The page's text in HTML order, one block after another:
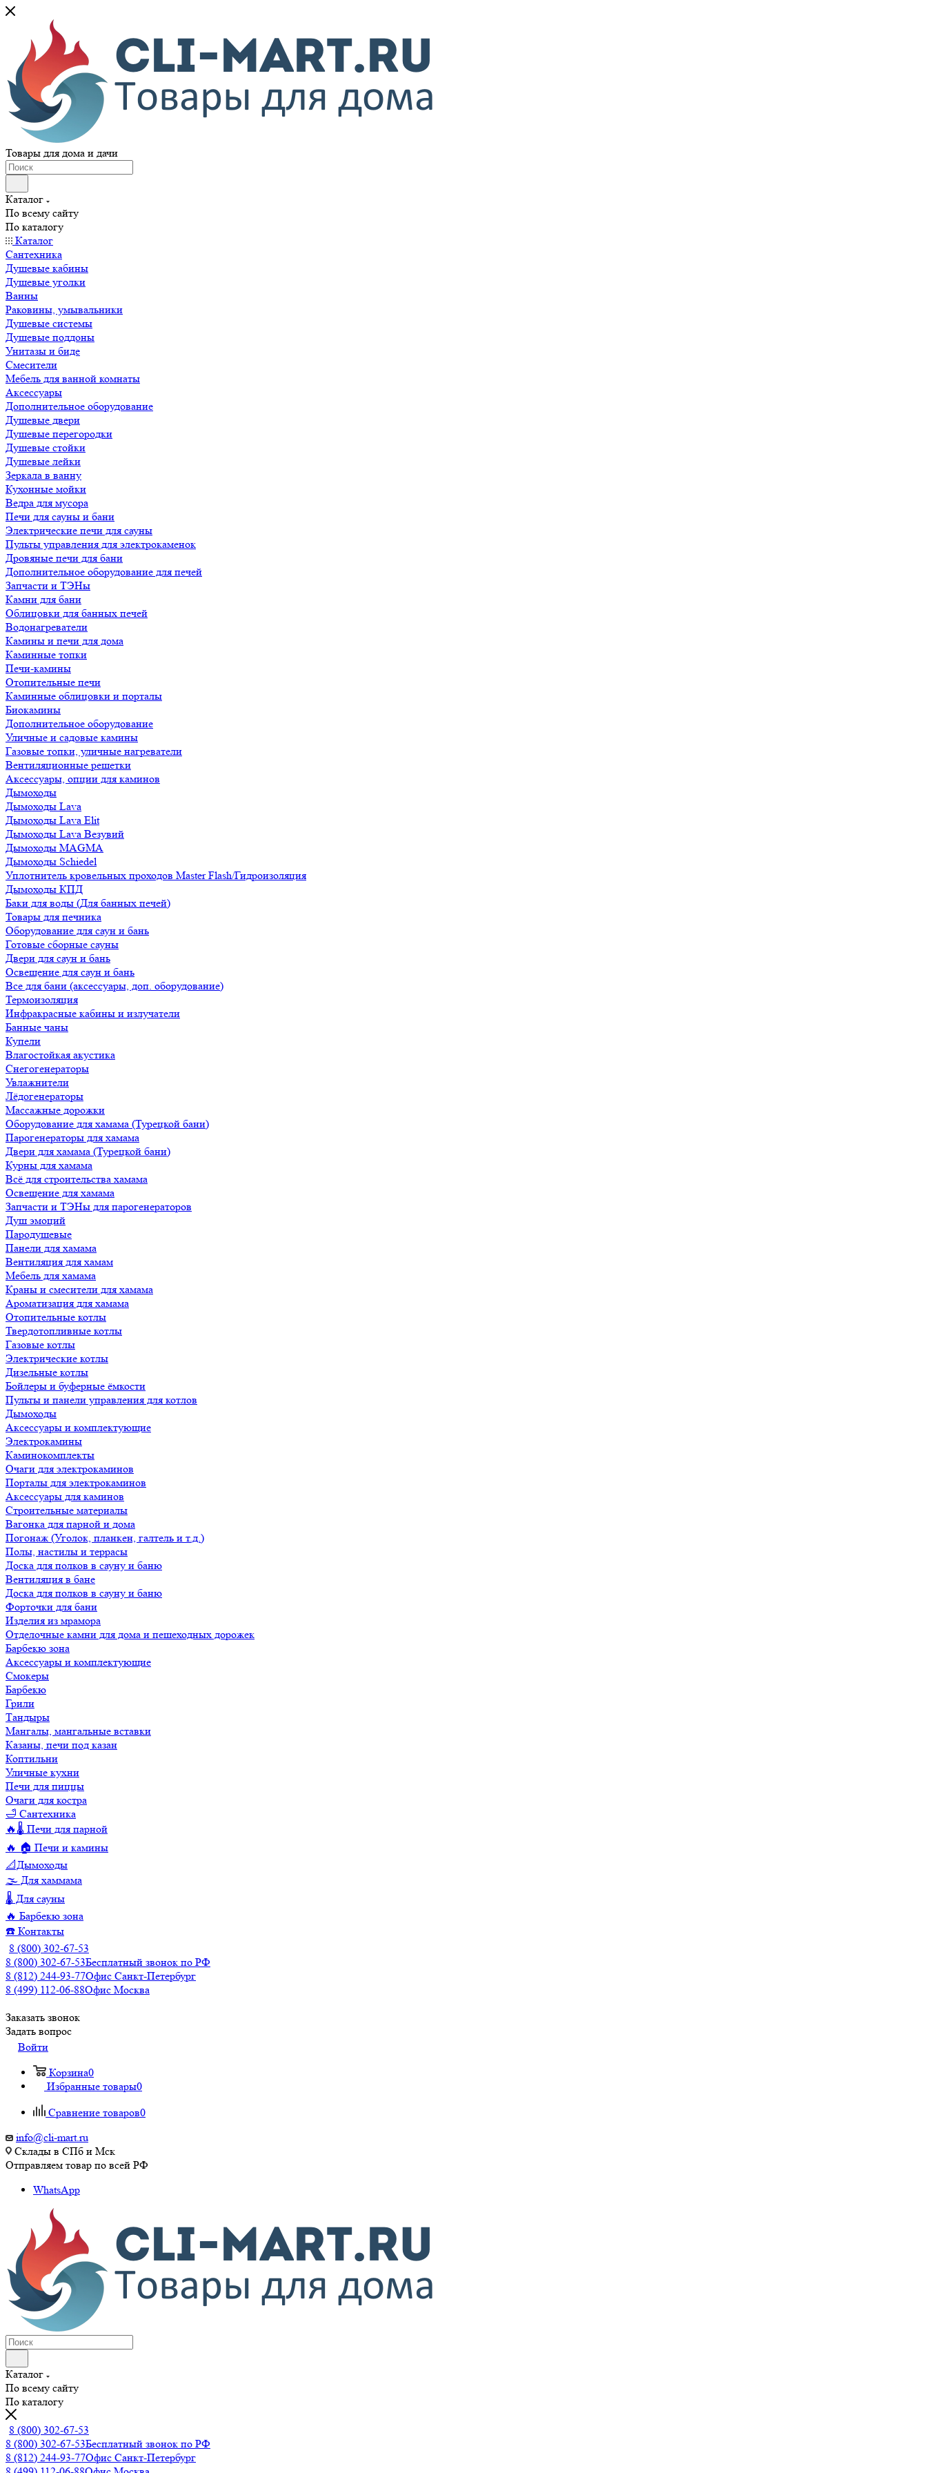
Товары для дома и дачи
Каталог
По всему сайту
По каталогу
Каталог
Сантехника
Душевые кабины
Душевые уголки
Ванны
Раковины, умывальники
Душевые системы
Душевые поддоны
Унитазы и биде
Смесители
Мебель для ванной комнаты
Аксессуары
Дополнительное оборудование
Душевые двери
Душевые перегородки
Душевые стойки
Душевые лейки
Зеркала в ванну
Кухонные мойки
Ведра для мусора
Печи для сауны и бани
Электрические печи для сауны
Пульты управления для электрокаменок
Дровяные печи для бани
Дополнительное оборудование для печей
Запчасти и ТЭНы
Камни для бани
Облицовки для банных печей
Водонагреватели
Камины и печи для дома
Каминные топки
Печи-камины
Отопительные печи
Каминные облицовки и порталы
Биокамины
Дополнительное оборудование
Уличные и садовые камины
Газовые топки, уличные нагреватели
Вентиляционные решетки
Аксессуары, опции для каминов
Дымоходы
Дымоходы Lava
Дымоходы Lava Elit
Дымоходы Lava Везувий
Дымоходы MAGMA
Дымоходы Schiedel
Уплотнитель кровельных проходов Master Flash/Гидроизоляция
Дымоходы КПД
Баки для воды (Для банных печей)
Товары для печника
Оборудование для саун и бань
Готовые сборные сауны
Двери для саун и бань
Освещение для саун и бань
Все для бани (аксессуары, доп. оборудование)
Термоизоляция
Инфракрасные кабины и излучатели
Банные чаны
Купели
Влагостойкая акустика
Снегогенераторы
Увлажнители
Лёдогенераторы
Массажные дорожки
Оборудование для хамама (Турецкой бани)
Парогенераторы для хамама
Двери для хамама (Турецкой бани)
Курны для хамама
Всё для строительства хамама
Освещение для хамама
Запчасти и ТЭНы для парогенераторов
Душ эмоций
Пародушевые
Панели для хамама
Вентиляция для хамам
Мебель для хамама
Краны и смесители для хамама
Ароматизация для хамама
Отопительные котлы
Твердотопливные котлы
Газовые котлы
Электрические котлы
Дизельные котлы
Бойлеры и буферные ёмкости
Пульты и панели управления для котлов
Дымоходы
Аксессуары и комплектующие
Электрокамины
Каминокомплекты
Очаги для электрокаминов
Порталы для электрокаминов
Аксессуары для каминов
Строительные материалы
Вагонка для парной и дома
Погонаж (Уголок, планкен, галтель и т.д.)
Полы, настилы и террасы
Доска для полков в сауну и баню
Вентиляция в бане
Доска для полков в сауну и баню
Форточки для бани
Изделия из мрамора
Отделочные камни для дома и пешеходных дорожек
Барбекю зона
Аксессуары и комплектующие
Смокеры
Барбекю
Грили
Тандыры
Мангалы, мангальные вставки
Казаны, печи под казан
Коптильни
Уличные кухни
Печи для пиццы
Очаги для костра
🛁 Сантехника
🔥🌡️ Печи для парной
🔥 🏠 Печи и камины
📐Дымоходы
🌫️ Для хаммама
🌡️ Для сауны
🔥 Барбекю зона
☎️ Контакты
8 (800) 302-67-53
8 (800) 302-67-53Бесплатный звонок по РФ
8 (812) 244-93-77Офис Санкт-Петербург
8 (499) 112-06-88Офис Москва
Заказать звонок
Задать вопрос
Войти
Корзина0
Избранные товары0
Сравнение товаров0
info@cli-mart.ru
Склады в СПб и Мск
Отправляем товар по всей РФ
WhatsApp
Каталог
По всему сайту
По каталогу
8 (800) 302-67-53
8 (800) 302-67-53Бесплатный звонок по РФ
8 (812) 244-93-77Офис Санкт-Петербург